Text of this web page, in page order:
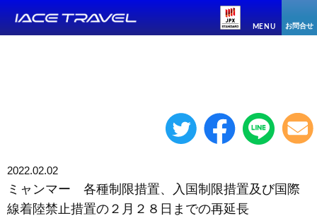
MENU お問合せ
2022.02.02
ミャンマー 各種制限措置、入国制限措置及び国際
線着陸禁止措置の２月２８日までの再延長